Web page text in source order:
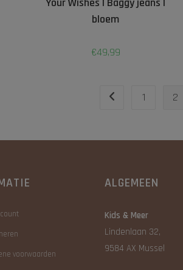
bloem
€49,99
1 2
voorwaarden
ALGEMEEN
Kids & Meer
Lindenlaan 32,
9584 AX Mussel